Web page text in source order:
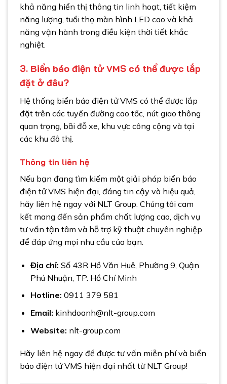
khả năng hiển thị thông tin linh hoạt, tiết kiệm
năng lượng, tuổi thọ màn hình LED cao và khả
năng vận hành trong điều kiện thời tiết khắc
nghiệt.
3. Biển báo điện tử VMS có thể được lắp
đặt ở đâu?
Hệ thống biển báo điện tử VMS có thể được lắp
đặt trên các tuyến đường cao tốc, nút giao thông
quan trọng, bãi đỗ xe, khu vực công cộng và tại
các khu đô thị.
Thông tin liên hệ
Nếu bạn đang tìm kiếm một giải pháp biển báo
điện tử VMS hiện đại, đáng tin cậy và hiệu quả,
hãy liên hệ ngay với NLT Group. Chúng tôi cam
kết mang đến sản phẩm chất lượng cao, dịch vụ
tư vấn tận tâm và hỗ trợ kỹ thuật chuyên nghiệp
để đáp ứng mọi nhu cầu của bạn.
Địa chỉ: Số 43R Hồ Văn Huê, Phường 9, Quận
Phú Nhuận, TP. Hồ Chí Minh
Hotline: 0911 379 581
Email: kinhdoanh@nlt-group.com
Website: nlt-group.com
Hãy liên hệ ngay để được tư vấn miễn phí và biển
báo điện tử VMS hiện đại nhất từ NLT Group!